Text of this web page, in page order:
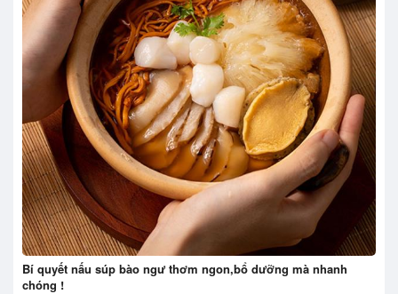
Bí quyết nấu súp bào ngư thơm ngon,bổ dưỡng mà nhanh
chóng !